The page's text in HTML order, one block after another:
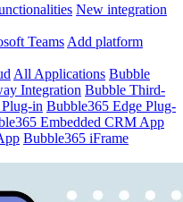
New integration
Teams Add platform
All Applications Bubble
Integration Bubble Third-
in Bubble365 Edge Plug-
Embedded CRM App
Bubble365 iFrame